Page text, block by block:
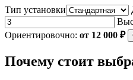
Тип установки
Ориентировочно: от 12 000 ₽
Почему стоит